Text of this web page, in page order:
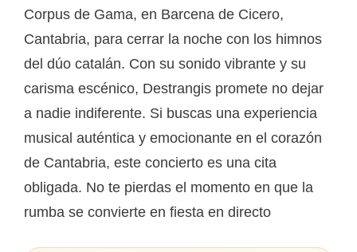
Corpus de Gama, en Barcena de Cicero,
Cantabria, para cerrar la noche con los himnos
del dúo catalán. Con su sonido vibrante y su
carisma escénico, Destrangis promete no dejar
a nadie indiferente. Si buscas una experiencia
musical auténtica y emocionante en el corazón
de Cantabria, este concierto es una cita
obligada. No te pierdas el momento en que la
rumba se convierte en fiesta en directo